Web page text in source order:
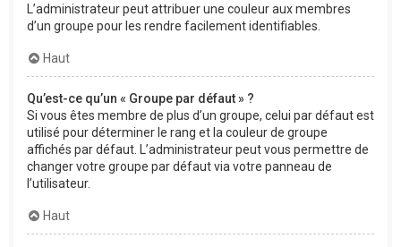
L’administrateur peut attribuer une couleur aux membres
d’un groupe pour les rendre facilement identifiables.
Haut
Qu’est-ce qu’un « Groupe par défaut » ?
Si vous êtes membre de plus d’un groupe, celui par défaut est
utilisé pour déterminer le rang et la couleur de groupe
affichés par défaut. L’administrateur peut vous permettre de
changer votre groupe par défaut via votre panneau de
l’utilisateur.
Haut